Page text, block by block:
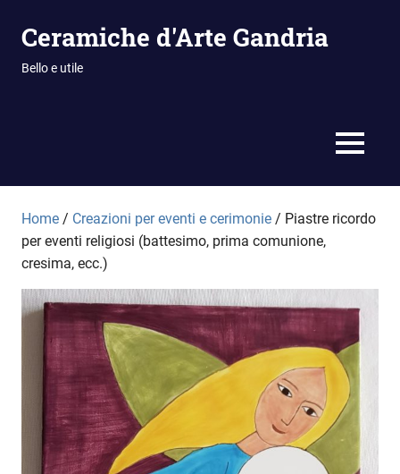
Ceramiche d'Arte Gandria
Bello e utile
MENU
Home / Creazioni per eventi e cerimonie / Piastre ricordo
per eventi religiosi (battesimo, prima comunione,
cresima, ecc.)